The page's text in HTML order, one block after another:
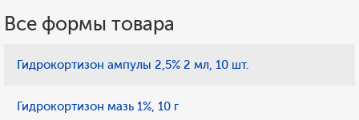
Все формы товара
Гидрокортизон ампулы 2,5% 2 мл, 10 шт.
Гидрокортизон мазь 1%, 10 г